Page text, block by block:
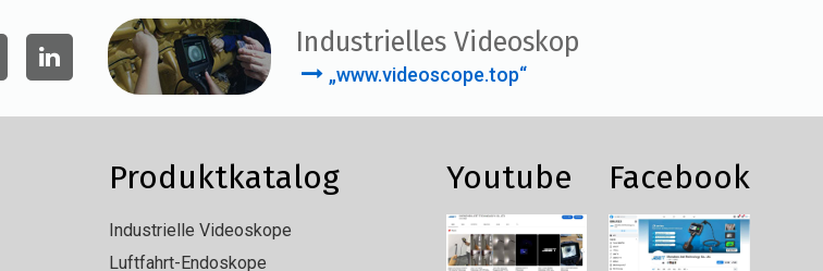
Industrielles Videoskop
„www.videoscope.top“
Produktkatalog
Industrielle Videoskope
Luftfahrt-Endoskope
Youtube Facebook